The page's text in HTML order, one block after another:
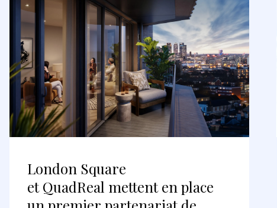
London Square
et QuadReal mettent en place